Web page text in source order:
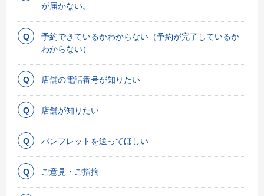
が届かない。
予約できているかわからない（予約が完了しているか
わからない）
店舗の電話番号が知りたい
店舗が知りたい
パンフレットを送ってほしい
ご意見・ご指摘